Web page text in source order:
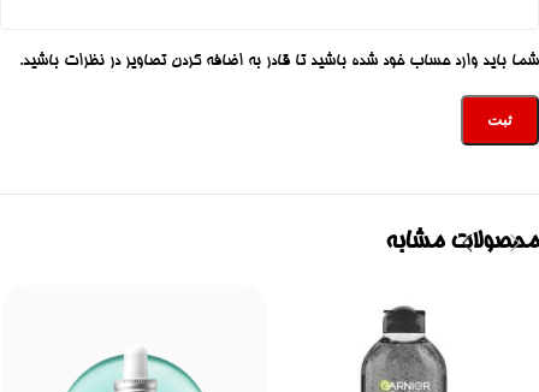
شما باید وارد حساب خود شده باشید تا قادر به اضافه کردن تصاویر در نظرات باشید.
محصولات مشابه